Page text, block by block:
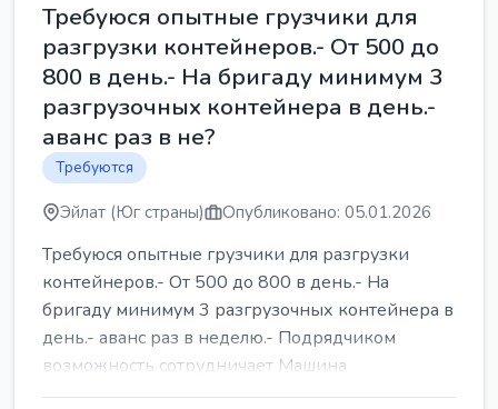
Требуюся опытные грузчики для
разгрузки контейнеров.- От 500 до
800 в день.- На бригаду минимум 3
разгрузочных контейнера в день.-
аванс раз в не?
Требуются
Эйлат (Юг страны) Опубликовано: 05.01.2026
Требуюся опытные грузчики для разгрузки
контейнеров.- От 500 до 800 в день.- На
бригаду минимум 3 разгрузочных контейнера в
день.- аванс раз в неделю.- Подрядчиком
возможность сотрудничает Машина